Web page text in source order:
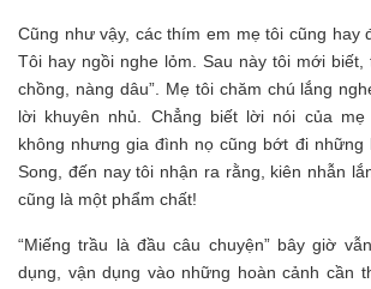
Cũng như vậy, các thím em mẹ tôi cũng hay
Tôi hay ngồi nghe lỏm. Sau này tôi mới biết,
chồng, nàng dâu”. Mẹ tôi chăm chú lắng
lời khuyên nhủ. Chẳng biết lời nói của
không nhưng gia đình nọ cũng bớt đi những
Song, đến nay tôi nhận ra rằng, kiên nhẫn
cũng là một phẩm chất!
“Miếng trầu là đầu câu chuyện” bây giờ
dụng, vận dụng vào những hoàn cảnh cần